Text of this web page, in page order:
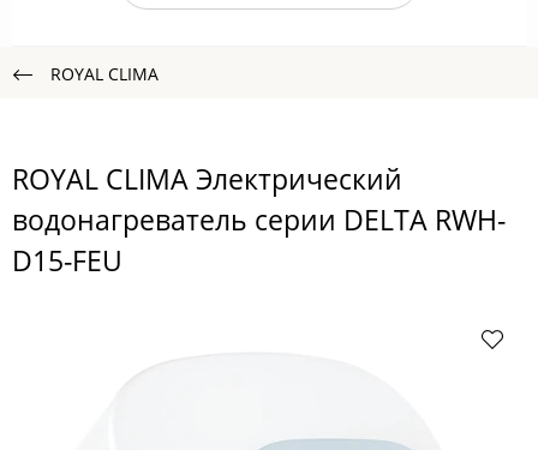
ROYAL CLIMA
ROYAL CLIMA Электрический
водонагреватель серии DELTA RWH-
D15-FEU